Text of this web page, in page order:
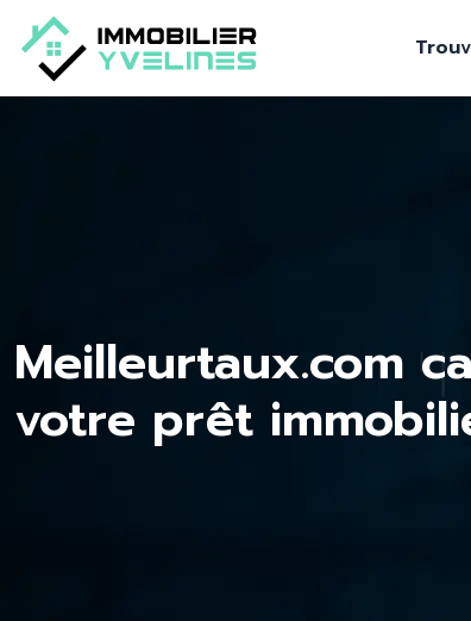
Meilleurtaux.com
votre prêt